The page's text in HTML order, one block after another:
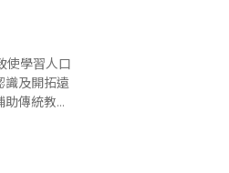
識及開拓遠
傳統教學